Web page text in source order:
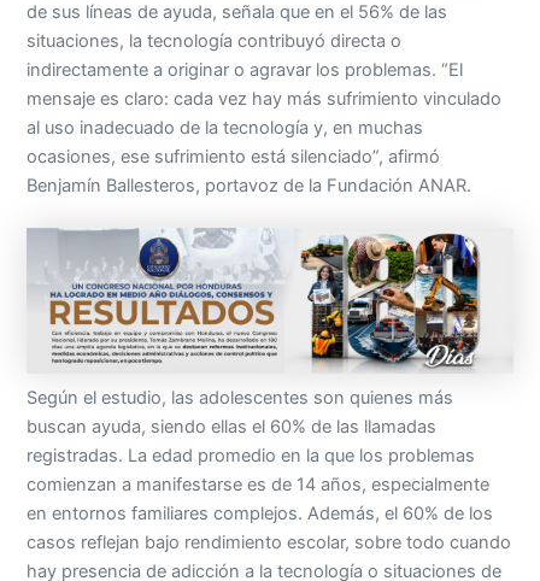
de sus líneas de ayuda, señala que en el 56% de las
situaciones, la tecnología contribuyó directa o
indirectamente a originar o agravar los problemas. “El
mensaje es claro: cada vez hay más sufrimiento vinculado
al uso inadecuado de la tecnología y, en muchas
ocasiones, ese sufrimiento está silenciado”, afirmó
Benjamín Ballesteros, portavoz de la Fundación ANAR.
Según el estudio, las adolescentes son quienes más
buscan ayuda, siendo ellas el 60% de las llamadas
registradas. La edad promedio en la que los problemas
comienzan a manifestarse es de 14 años, especialmente
en entornos familiares complejos. Además, el 60% de los
casos reflejan bajo rendimiento escolar, sobre todo cuando
hay presencia de adicción a la tecnología o situaciones de